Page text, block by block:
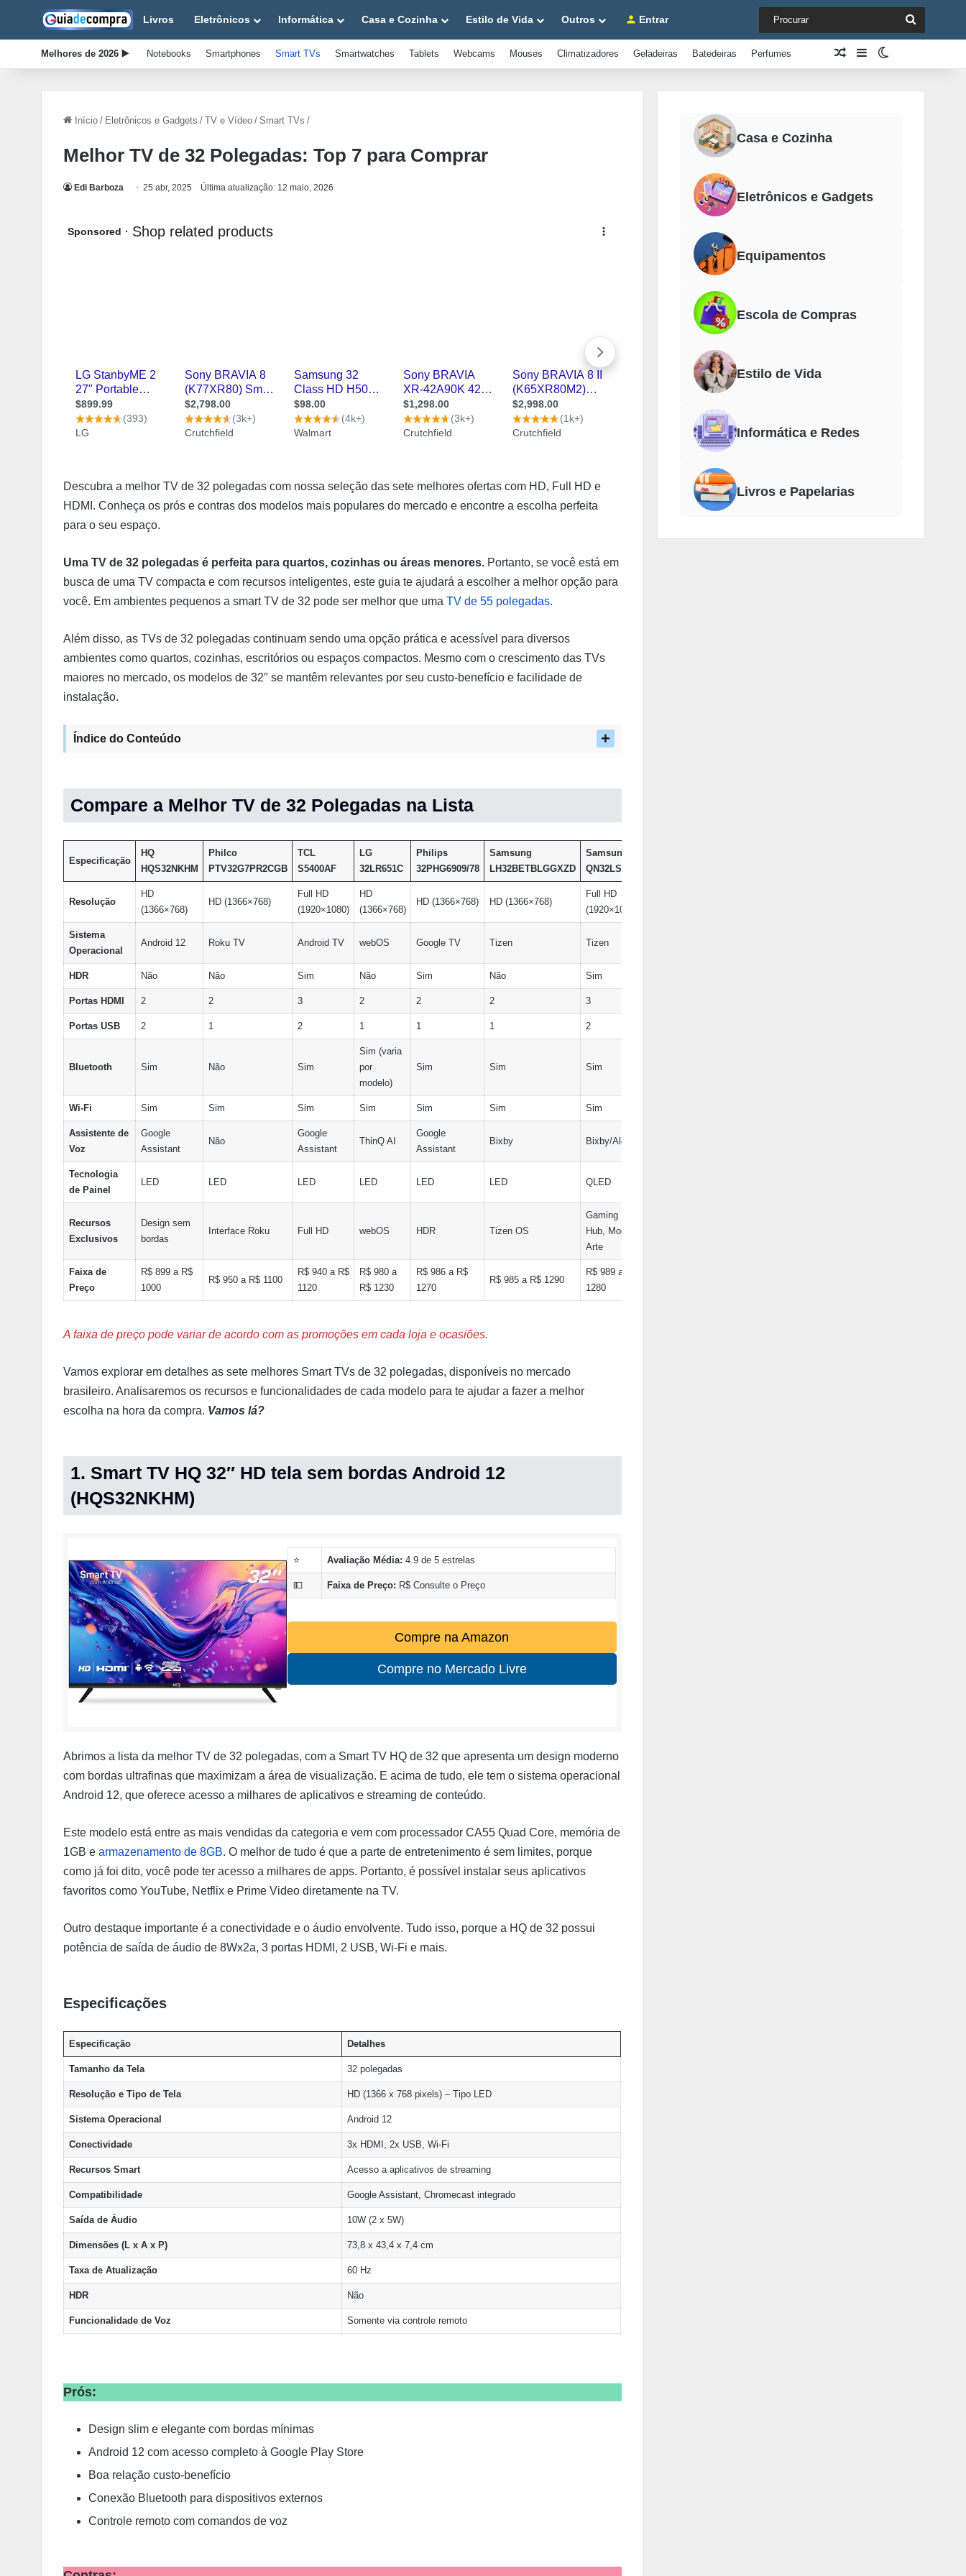
Livros Eletrônicos Informática Casa e Cozinha Estilo de Vida Outros Entrar
Melhores de 2026 ▶️ Notebooks Smartphones Smart TVs Smartwatches Tablets Webcams Mouses Climatizadores Geladeiras Batedeiras Perfumes Artigo aleatório
Barra Lateral
Início / Eletrônicos e Gadgets / TV e Vídeo / Smart TVs /
Melhor TV de 32 Polegadas: Top 7 para Comprar
Edi Barboza 25 abr, 2025 Última atualização: 12 maio, 2026
Descubra a melhor TV de 32 polegadas com nossa seleção das sete melhores ofertas com HD, Full HD e
HDMI. Conheça os prós e contras dos modelos mais populares do mercado e encontre a escolha perfeita
para o seu espaço.
Uma TV de 32 polegadas é perfeita para quartos, cozinhas ou áreas menores. Portanto, se você está em
busca de uma TV compacta e com recursos inteligentes, este guia te ajudará a escolher a melhor opção para
você. Em ambientes pequenos a smart TV de 32 pode ser melhor que uma TV de 55 polegadas.
Além disso, as TVs de 32 polegadas continuam sendo uma opção prática e acessível para diversos
ambientes como quartos, cozinhas, escritórios ou espaços compactos. Mesmo com o crescimento das TVs
maiores no mercado, os modelos de 32″ se mantêm relevantes por seu custo-benefício e facilidade de
instalação.
Índice do Conteúdo
Compare a Melhor TV de 32 Polegadas na Lista
Especificação
HQ
HQS32NKHM
Philco
PTV32G7PR2CGB
TCL
S5400AF
LG
32LR651C
Philips
32PHG6909/78
Samsung
LH32BETBLGGXZD
Samsung
QN32LS03C
Resolução
HD
(1366×768)
HD (1366×768)
Full HD
(1920×1080)
HD
(1366×768)
HD (1366×768) HD (1366×768)
Full HD
(1920×1080)
Sistema
Operacional
Android 12 Roku TV Android TV webOS Google TV Tizen Tizen
HDR Não Não Sim Não Sim Não Sim
Portas HDMI 2 2 3 2 2 2 3
Portas USB 2 1 2 1 1 1 2
Bluetooth Sim Não Sim
Sim (varia
por
modelo)
Sim Sim Sim
Wi-Fi Sim Sim Sim Sim Sim Sim Sim
Assistente de
Voz
Google
Assistant
Não
Google
Assistant
ThinQ AI
Google
Assistant
Bixby Bixby/Alexa
Tecnologia
de Painel
LED LED LED LED LED LED QLED
Recursos
Exclusivos
Design sem
bordas
Interface Roku Full HD webOS HDR Tizen OS
Gaming
Hub, Modo
Arte
Faixa de
Preço
R$ 899 a R$
1000
R$ 950 a R$ 1100
R$ 940 a R$
1120
R$ 980 a
R$ 1230
R$ 986 a R$
1270
R$ 985 a R$ 1290
R$ 989 a R$
1280
A faixa de preço pode variar de acordo com as promoções em cada loja e ocasiões.
Vamos explorar em detalhes as sete melhores Smart TVs de 32 polegadas, disponíveis no mercado
brasileiro. Analisaremos os recursos e funcionalidades de cada modelo para te ajudar a fazer a melhor
escolha na hora da compra. Vamos lá?
1. Smart TV HQ 32″ HD tela sem bordas Android 12
(HQS32NKHM)
⭐ Avaliação Média: 4.9 de 5 estrelas
💵 Faixa de Preço: R$ Consulte o Preço
Compre na Amazon
Compre no Mercado Livre
Abrimos a lista da melhor TV de 32 polegadas, com a Smart TV HQ de 32 que apresenta um design moderno
com bordas ultrafinas que maximizam a área de visualização. E acima de tudo, ele tem o sistema operacional
Android 12, que oferece acesso a milhares de aplicativos e streaming de conteúdo.
Este modelo está entre as mais vendidas da categoria e vem com processador CA55 Quad Core, memória de
1GB e armazenamento de 8GB. O melhor de tudo é que a parte de entretenimento é sem limites, porque
como já foi dito, você pode ter acesso a milhares de apps. Portanto, é possível instalar seus aplicativos
favoritos como YouTube, Netflix e Prime Video diretamente na TV.
Outro destaque importante é a conectividade e o áudio envolvente. Tudo isso, porque a HQ de 32 possui
potência de saída de áudio de 8Wx2a, 3 portas HDMI, 2 USB, Wi-Fi e mais.
Especificações
Especificação Detalhes
Tamanho da Tela 32 polegadas
Resolução e Tipo de Tela HD (1366 x 768 pixels) – Tipo LED
Sistema Operacional Android 12
Conectividade 3x HDMI, 2x USB, Wi-Fi
Recursos Smart Acesso a aplicativos de streaming
Compatibilidade Google Assistant, Chromecast integrado
Saída de Áudio 10W (2 x 5W)
Dimensões (L x A x P) 73,8 x 43,4 x 7,4 cm
Taxa de Atualização 60 Hz
HDR Não
Funcionalidade de Voz Somente via controle remoto
Prós:
Design slim e elegante com bordas mínimas
Android 12 com acesso completo à Google Play Store
Boa relação custo-benefício
Conexão Bluetooth para dispositivos externos
Controle remoto com comandos de voz
Casa e Cozinha
Eletrônicos e Gadgets
Equipamentos
Escola de Compras
Estilo de Vida
Informática e Redes
Livros e Papelarias